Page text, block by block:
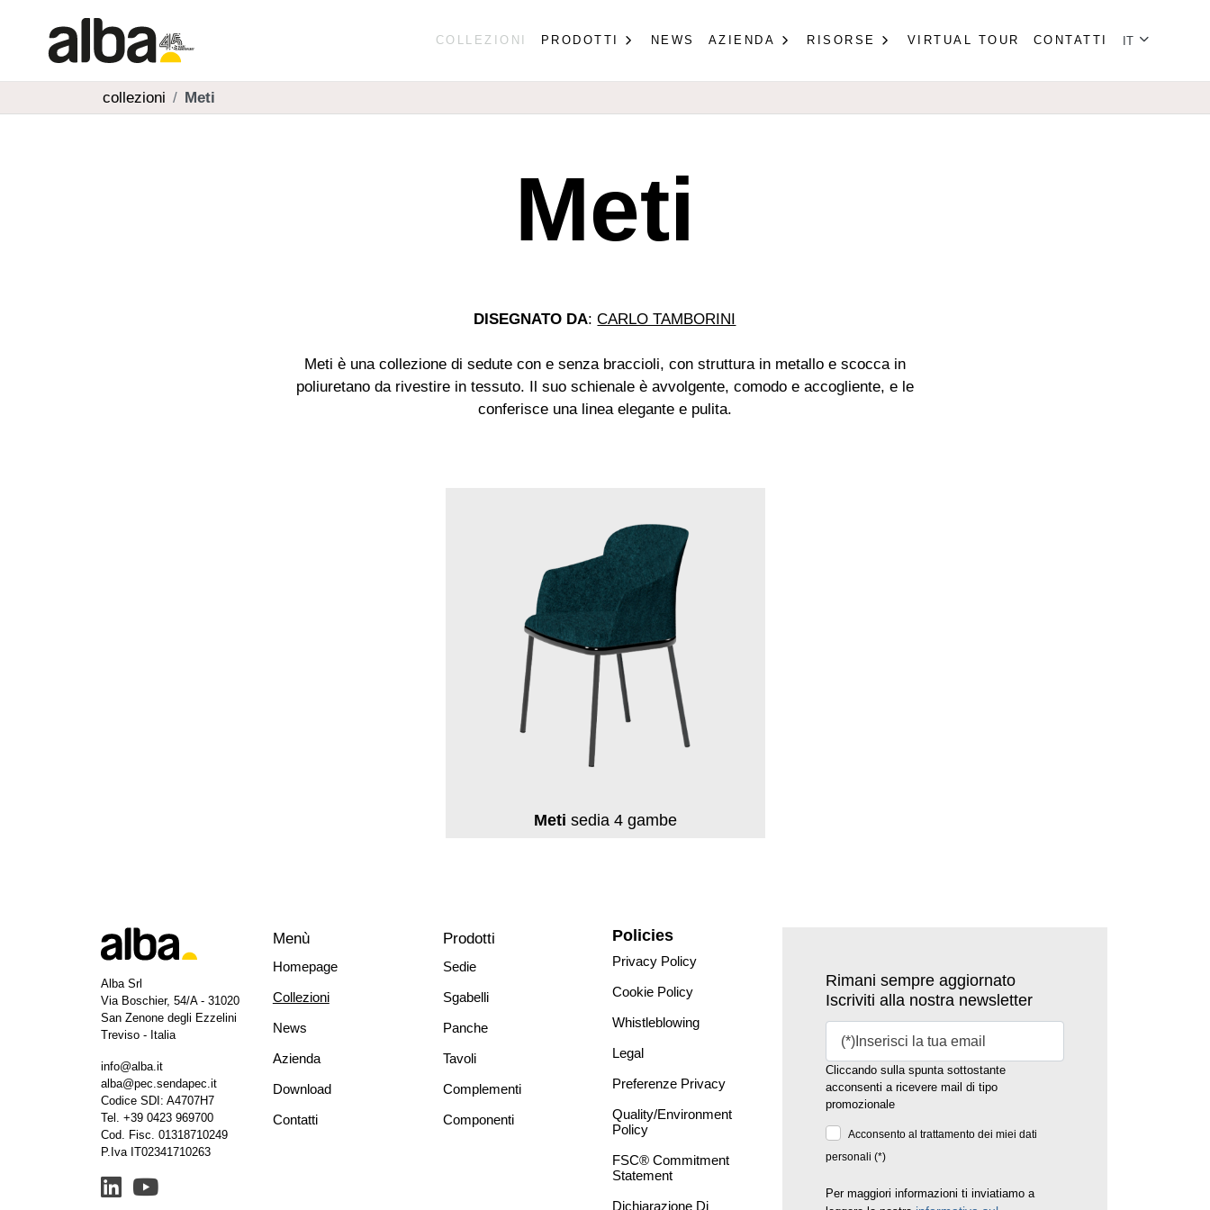
COLLEZIONI PRODOTTI NEWS AZIENDA RISORSE VIRTUAL TOUR CONTATTI Seleziona la
IT
collezioni Meti
Meti
DISEGNATO DA:CARLO TAMBORINI
Meti è una collezione di sedute con e senza braccioli, con struttura in metallo e scocca in
poliuretano da rivestire in tessuto. Il suo schienale è avvolgente, comodo e accogliente, e le
conferisce una linea elegante e pulita.
Meti sedia 4 gambe
Alba Srl
Via Boschier, 54/A - 31020
San Zenone degli Ezzelini
Treviso - Italia
info@alba.it
alba@pec.sendapec.it
Codice SDI: A4707H7
Tel. +39 0423 969700
Cod. Fisc. 01318710249
P.Iva IT02341710263
Menù
Homepage
Collezioni
News
Azienda
Download
Contatti
Prodotti
Sedie
Sgabelli
Panche
Tavoli
Complementi
Componenti
Policies
Privacy Policy
Cookie Policy
Whistleblowing
Legal
Preferenze Privacy
Quality/Environment
Policy
FSC® Commitment
Statement
Dichiarazione Di
Rimani sempre aggiornato
Iscriviti alla nostra newsletter
Cliccando sulla spunta sottostante
acconsenti a ricevere mail di tipo
promozionale
Acconsento al trattamento dei miei dati
personali (*)
Per maggiori informazioni ti inviatiamo a